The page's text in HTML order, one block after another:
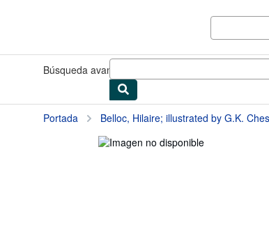
Búsqueda avanzada
Portada Belloc, Hilaire; illustrated by G.K.